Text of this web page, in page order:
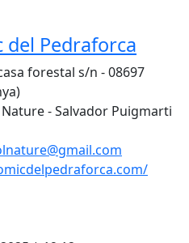
Pedraforca
forestal s/n - 08697
- Salvador Puigmarti